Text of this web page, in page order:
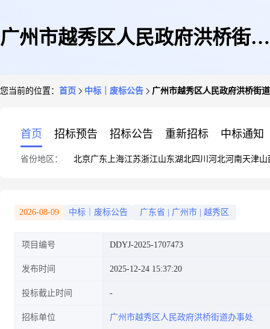
广州市越秀区人民政府洪桥街道
您当前的位置： 首页 中标｜废标公告 广州市越秀区人民政府洪桥街
首页 招标预告 招标公告 重新招标 中标通知
省份地区： 北京广东 上海江苏浙江山东湖北四川 河北河南天津山
2026-08-09 中标｜废标公告 广东省 广州市 越秀区
项目编号 DDYJ-2025-1707473
发布时间 2025-12-24 15:37:20
投标截止时间
招标单位 广州市越秀区人民政府洪桥街道办事处